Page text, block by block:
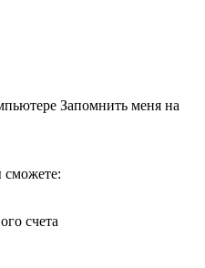
Запомнить меня на
сможете:
счета